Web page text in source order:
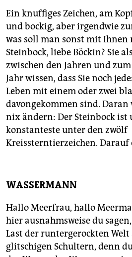
Ein knuffiges Zeichen, am
und bockig, aber irgendwie
was soll man sonst mit Ihnen
Steinbock, liebe Böckin? Sie
zwischen den Jahren und
Jahr wissen, dass Sie noch
Leben mit einem oder zwei
davongekommen sind. Daran
nix ändern: Der Steinbock ist
konstanteste unter den zwölf
Kreissterntierzeichen.
WASSERMANN
Hallo Meerfrau, hallo
hier ausnahmsweise du
Last der runtergerockten
glitschigen Schultern, denn